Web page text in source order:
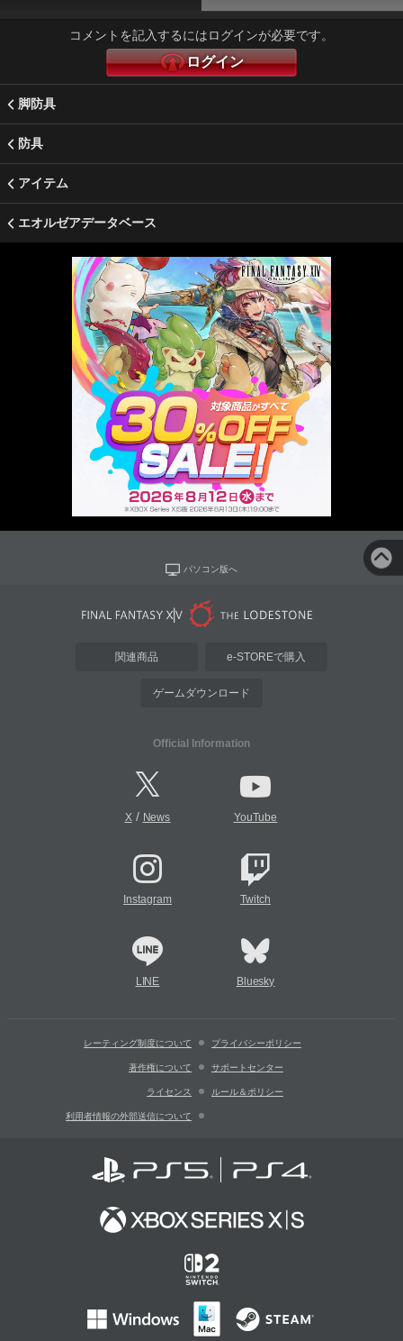
コメントを記入するにはログインが必要です。
ログイン
脚防具
防具
アイテム
エオルゼアデータベース
パソコン版へ
関連商品 e-STOREで購入
ゲームダウンロード
Official Information
X/ News YouTube
Instagram Twitch
LINE Bluesky
レーティング制度について プライバシーポリシー
著作権について サポートセンター
ライセンス ルール＆ポリシー
利用者情報の外部送信について